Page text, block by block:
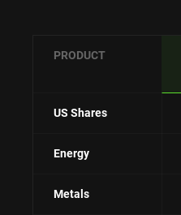
PRODUCT
US Shares
Energy
Metals